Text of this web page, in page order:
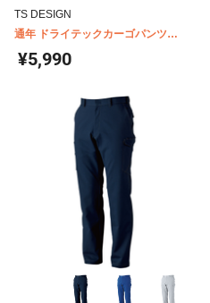
TS DESIGN
通年 ドライテックカーゴパンツ
84654
¥5,990